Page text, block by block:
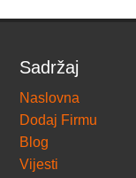
Sadržaj
Naslovna
Dodaj Firmu
Blog
Vijesti